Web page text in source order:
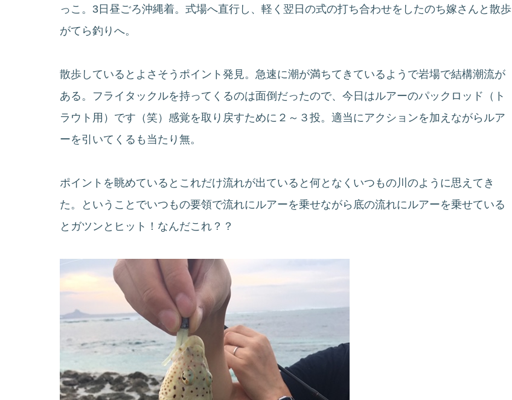
っこ。3日昼ごろ沖縄着。式場へ直行し、軽く翌日の式の打ち合わせをしたのち嫁さんと散歩
がてら釣りへ。
散歩しているとよさそうポイント発見。急速に潮が満ちてきているようで岩場で結構潮流が
ある。フライタックルを持ってくるのは面倒だったので、今日はルアーのパックロッド（ト
ラウト用）です（笑）感覚を取り戻すために２～３投。適当にアクションを加えながらルア
ーを引いてくるも当たり無。
ポイントを眺めているとこれだけ流れが出ていると何となくいつもの川のように思えてき
た。ということでいつもの要領で流れにルアーを乗せながら底の流れにルアーを乗せている
とガツンとヒット！なんだこれ？？